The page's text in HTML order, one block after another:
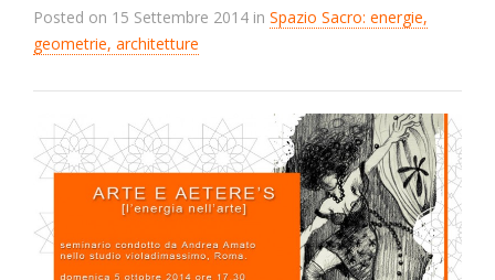
Posted on 15 Settembre 2014 in Spazio Sacro: energie,
geometrie, architetture